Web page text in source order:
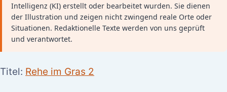
Intelligenz (KI) erstellt oder bearbeitet wurden. Sie dienen
der Illustration und zeigen nicht zwingend reale Orte oder
Situationen. Redaktionelle Texte werden von uns geprüft
und verantwortet.
Titel: Rehe im Gras 2